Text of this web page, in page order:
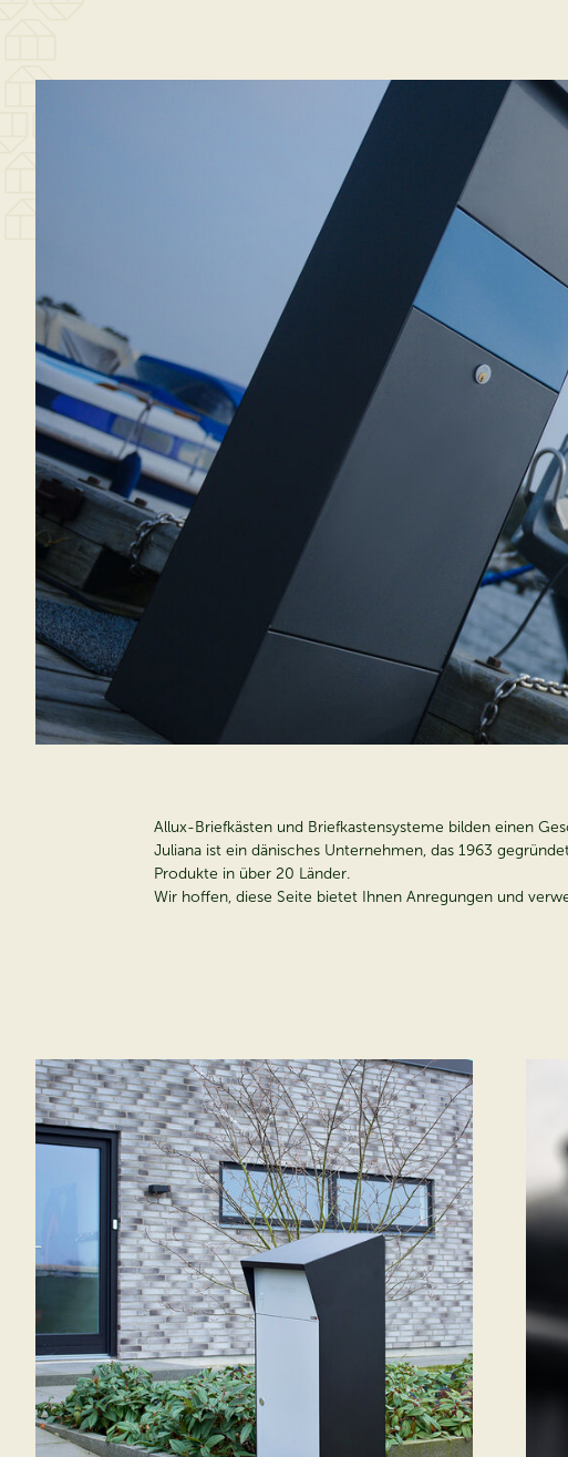
Allux-Briefkästen und Briefkastensysteme bilden einen
Juliana ist ein dänisches Unternehmen, das 1963
Produkte in über 20 Länder.
Wir hoffen, diese Seite bietet Ihnen Anregungen und